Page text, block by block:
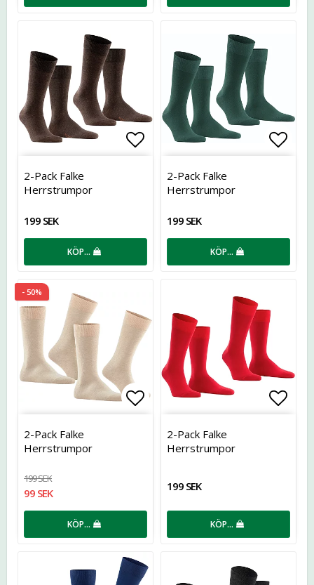
Lägg till i favoritlistan
2-Pack Falke
Herrstrumpor
199 SEK
KÖP…
2-Pack Falke
Herrstrumpor
199 SEK
KÖP…
- 50%
Lägg till i favoritlistan
2-Pack Falke
Herrstrumpor
199 SEK
99 SEK
KÖP…
2-Pack Falke
Herrstrumpor
199 SEK
KÖP…